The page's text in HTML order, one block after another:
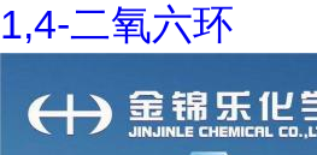
1,4-二氧六环